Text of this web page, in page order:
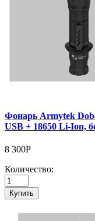
Фонарь Armytek
USB + 18650 Li-Ion,
8 300Р
Количество:
Купить